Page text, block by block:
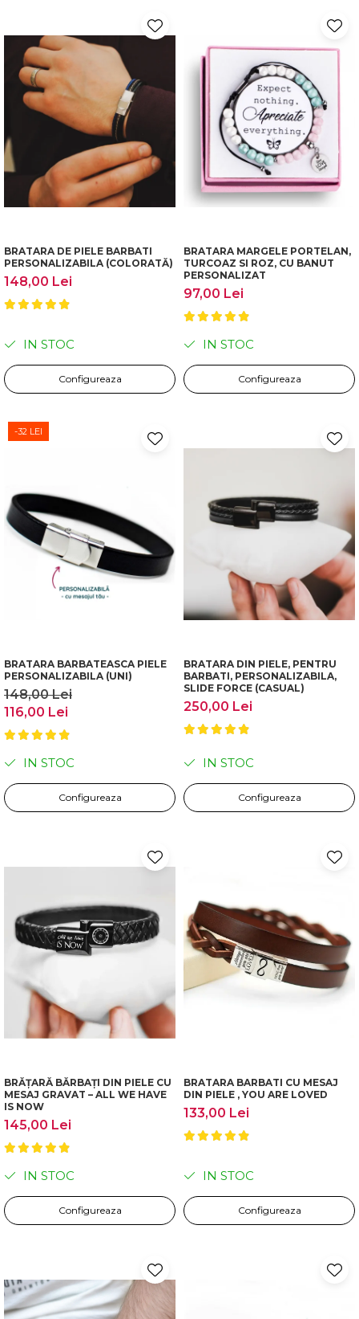
BRATARA DE PIELE BARBATI
PERSONALIZABILA (COLORATĂ)
148,00 Lei
IN STOC
Configureaza
BRATARA MARGELE PORTELAN,
TURCOAZ SI ROZ, CU BANUT
PERSONALIZAT
97,00 Lei
IN STOC
Configureaza
-32 LEI
BRATARA BARBATEASCA PIELE
PERSONALIZABILA (UNI)
148,00 Lei
116,00 Lei
IN STOC
Configureaza
BRATARA DIN PIELE, PENTRU
BARBATI, PERSONALIZABILA,
SLIDE FORCE (CASUAL)
250,00 Lei
IN STOC
Configureaza
BRĂȚARĂ BĂRBAȚI DIN PIELE CU
MESAJ GRAVAT – ALL WE HAVE
IS NOW
145,00 Lei
IN STOC
Configureaza
BRATARA BARBATI CU MESAJ
DIN PIELE , YOU ARE LOVED
133,00 Lei
IN STOC
Configureaza